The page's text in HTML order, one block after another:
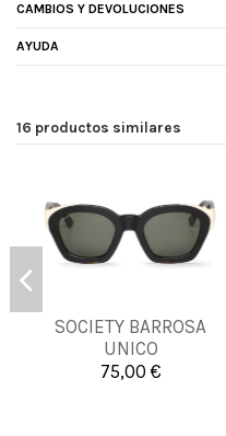
CAMBIOS Y DEVOLUCIONES
AYUDA
16 productos similares
SOCIETY BARROSA
UNICO
75,00 €
UNICA
Añadir al carrito